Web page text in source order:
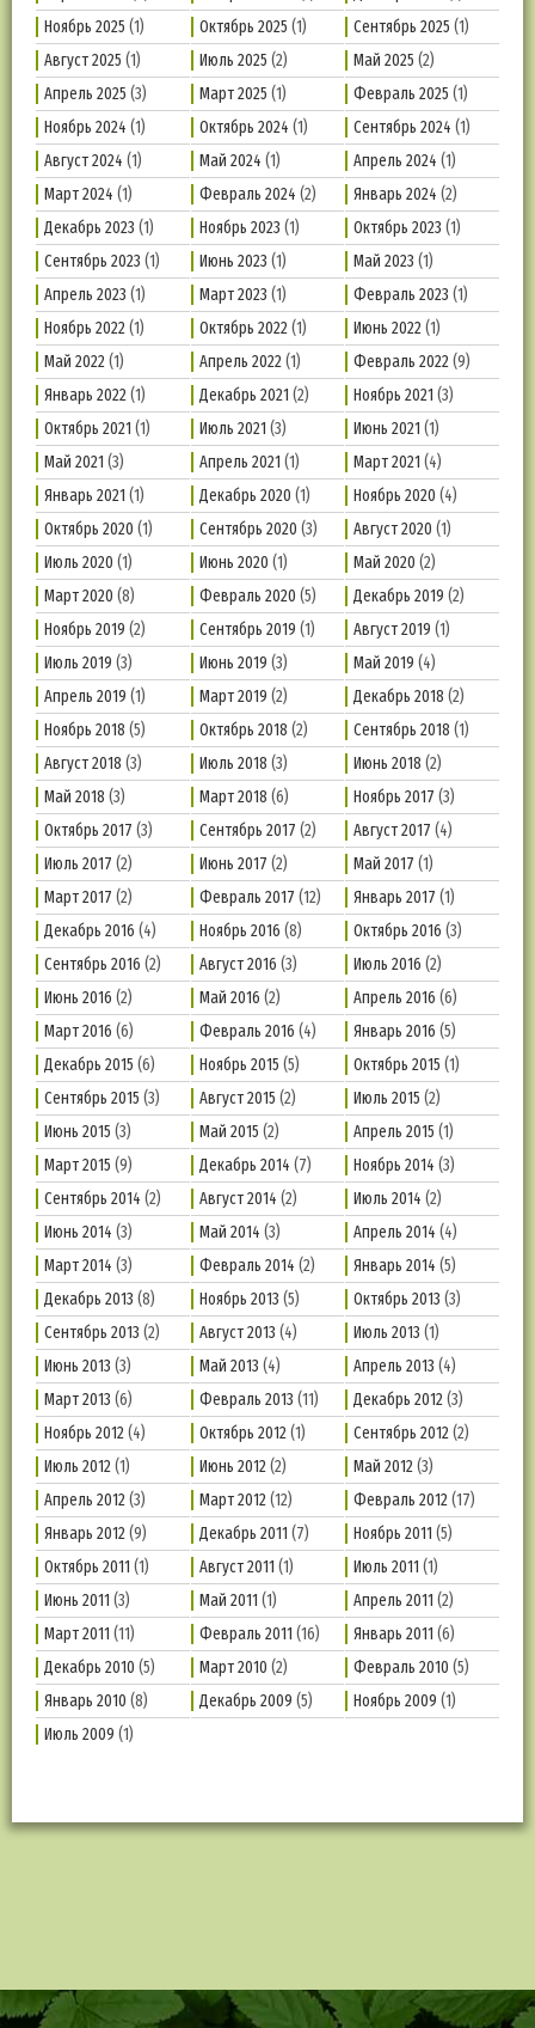
Ноябрь 2025 (1) Октябрь 2025 (1) Сентябрь 2025 (1)
Август 2025 (1) Июль 2025 (2) Май 2025 (2)
Апрель 2025 (3) Март 2025 (1) Февраль 2025 (1)
Ноябрь 2024 (1) Октябрь 2024 (1) Сентябрь 2024 (1)
Август 2024 (1) Май 2024 (1) Апрель 2024 (1)
Март 2024 (1) Февраль 2024 (2) Январь 2024 (2)
Декабрь 2023 (1) Ноябрь 2023 (1) Октябрь 2023 (1)
Сентябрь 2023 (1) Июнь 2023 (1) Май 2023 (1)
Апрель 2023 (1) Март 2023 (1) Февраль 2023 (1)
Ноябрь 2022(1) Октябрь 2022(1) Июнь 2022(1)
Май 2022(1) Апрель 2022(1) Февраль 2022(9)
Январь 2022(1) Декабрь 2021 (2) Ноябрь 2021 (3)
Октябрь 2021 (1) Июль 2021 (3) Июнь 2021 (1)
Май 2021 (3) Апрель 2021 (1) Март 2021 (4)
Январь 2021 (1) Декабрь 2020 (1) Ноябрь 2020 (4)
Октябрь 2020 (1) Сентябрь 2020 (3) Август 2020 (1)
Июль 2020 (1) Июнь 2020 (1) Май 2020 (2)
Март 2020 (8) Февраль 2020 (5) Декабрь 2019 (2)
Ноябрь 2019 (2) Сентябрь 2019 (1) Август 2019 (1)
Июль 2019 (3) Июнь 2019 (3) Май 2019 (4)
Апрель 2019 (1) Март 2019 (2) Декабрь 2018 (2)
Ноябрь 2018 (5) Октябрь 2018 (2) Сентябрь 2018 (1)
Август 2018 (3) Июль 2018 (3) Июнь 2018 (2)
Май 2018 (3) Март 2018 (6) Ноябрь 2017 (3)
Октябрь 2017 (3) Сентябрь 2017 (2) Август 2017 (4)
Июль 2017 (2) Июнь 2017 (2) Май 2017 (1)
Март 2017 (2) Февраль 2017 (12) Январь 2017 (1)
Декабрь 2016 (4) Ноябрь 2016 (8) Октябрь 2016 (3)
Сентябрь 2016 (2) Август 2016 (3) Июль 2016 (2)
Июнь 2016 (2) Май 2016 (2) Апрель 2016 (6)
Март 2016 (6) Февраль 2016 (4) Январь 2016 (5)
Декабрь 2015 (6) Ноябрь 2015 (5) Октябрь 2015 (1)
Сентябрь 2015 (3) Август 2015 (2) Июль 2015 (2)
Июнь 2015 (3) Май 2015 (2) Апрель 2015 (1)
Март 2015 (9) Декабрь 2014 (7) Ноябрь 2014 (3)
Сентябрь 2014 (2) Август 2014 (2) Июль 2014 (2)
Июнь 2014 (3) Май 2014 (3) Апрель 2014 (4)
Март 2014 (3) Февраль 2014 (2) Январь 2014 (5)
Декабрь 2013 (8) Ноябрь 2013 (5) Октябрь 2013 (3)
Сентябрь 2013 (2) Август 2013 (4) Июль 2013 (1)
Июнь 2013 (3) Май 2013 (4) Апрель 2013 (4)
Март 2013 (6) Февраль 2013 (11) Декабрь 2012(3)
Ноябрь 2012(4) Октябрь 2012(1) Сентябрь 2012(2)
Июль 2012(1) Июнь 2012(2) Май 2012(3)
Апрель 2012(3) Март 2012(12) Февраль 2012(17)
Январь 2012(9) Декабрь 2011 (7) Ноябрь 2011 (5)
Октябрь 2011 (1) Август 2011 (1) Июль 2011 (1)
Июнь 2011 (3) Май 2011 (1) Апрель 2011 (2)
Март 2011 (11) Февраль 2011 (16) Январь 2011 (6)
Декабрь 2010 (5) Март 2010 (2) Февраль 2010 (5)
Январь 2010 (8) Декабрь 2009 (5) Ноябрь 2009 (1)
Июль 2009 (1)